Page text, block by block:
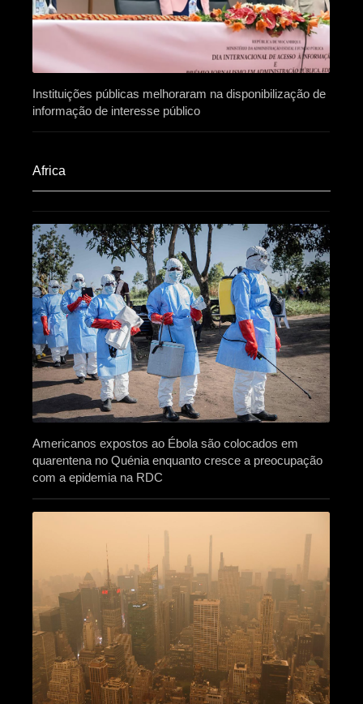
Instituições públicas melhoraram na disponibilização de
informação de interesse público
Africa​
Americanos expostos ao Ébola são colocados em
quarentena no Quénia enquanto cresce a preocupação
com a epidemia na RDC